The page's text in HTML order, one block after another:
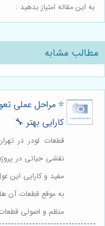
به این مقاله امتیاز بدهید :
مطالب مشابه
⭐️ مراحل عملی
کارایی بهتر 🔧
قطعات لودر در
نقشی حیاتی در
مفید و کارایی این
به موقع قطعات آن
منظم و اصولی